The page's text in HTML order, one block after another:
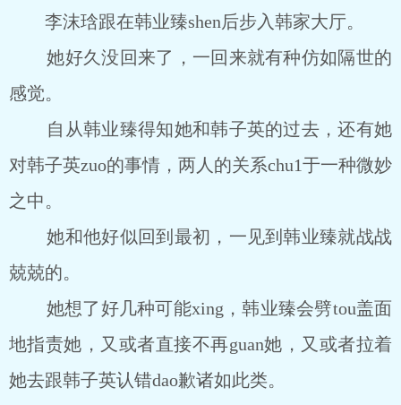
李沫琀跟在韩业臻shen后步入韩家大厅。
她好久没回来了，一回来就有种仿如隔世的
感觉。
自从韩业臻得知她和韩子英的过去，还有她
对韩子英zuo的事情，两人的关系chu1于一种微妙
之中。
她和他好似回到最初，一见到韩业臻就战战
兢兢的。
她想了好几种可能xing，韩业臻会劈tou盖面
地指责她，又或者直接不再guan她，又或者拉着
她去跟韩子英认错dao歉诸如此类。